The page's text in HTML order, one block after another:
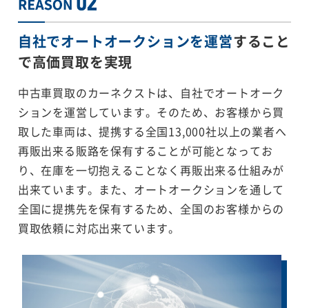
自社でオートオークションを運営すること
で高価買取を実現
中古車買取のカーネクストは、自社でオートオーク
ションを運営しています。そのため、お客様から買
取した車両は、提携する全国13,000社以上の業者へ
再販出来る販路を保有することが可能となってお
り、在庫を一切抱えることなく再販出来る仕組みが
出来ています。また、オートオークションを通して
全国に提携先を保有するため、全国のお客様からの
買取依頼に対応出来ています。